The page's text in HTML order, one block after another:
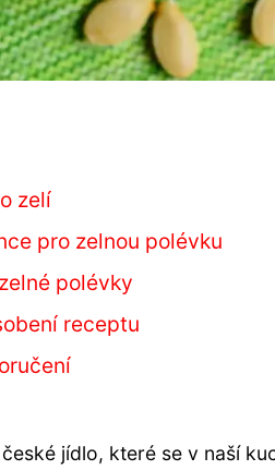
zelí
pro zelnou polévku
polévky
receptu
jídlo, které se v naší